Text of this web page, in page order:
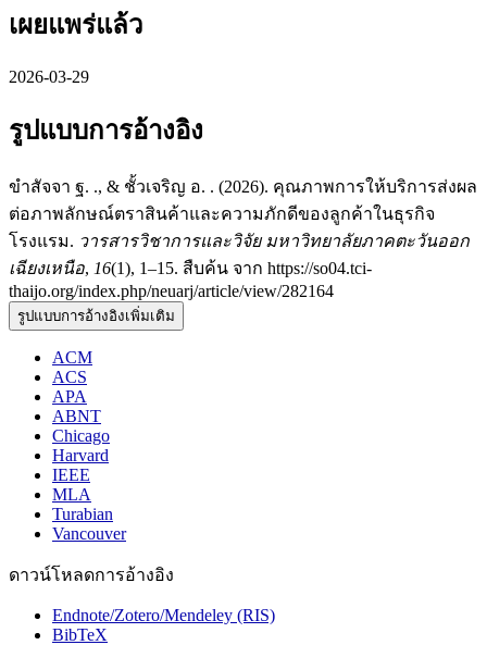
เผยแพร่แล้ว
2026-03-29
รูปแบบการอ้างอิง
ขำสัจจา ฐ. ., & ชั้วเจริญ อ. . (2026). คุณภาพการให้บริการส่งผล
ต่อภาพลักษณ์ตราสินค้าและความภักดีของลูกค้าในธุรกิจ
โรงแรม. วารสารวิชาการและวิจัย มหาวิทยาลัยภาคตะวันออก
เฉียงเหนือ, 16(1), 1–15. สืบค้น จาก https://so04.tci-
thaijo.org/index.php/neuarj/article/view/282164
รูปแบบการอ้างอิงเพิ่มเติม
ACM
ACS
APA
ABNT
Chicago
Harvard
IEEE
MLA
Turabian
Vancouver
ดาวน์โหลดการอ้างอิง
Endnote/Zotero/Mendeley (RIS)
BibTeX